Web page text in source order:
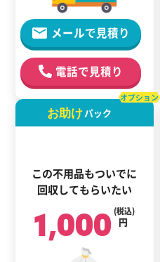
メールで見積り
電話で見積り
お助けパック
この不用品もついでに
回収してもらいたい
オプション
1,000 円
(税込)